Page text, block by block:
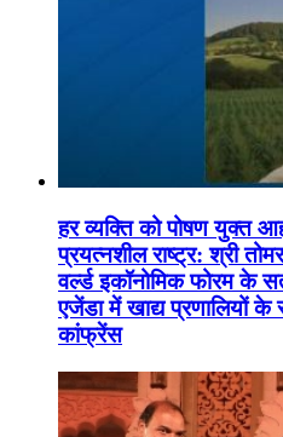
हर व्यक्ति को पोषण युक्त
प्रयत्नशील राष्ट्र: श्री
वर्ल्ड इकॉनोमिक फोरम के
एजेंडा में खाद्य प्रणालियों
कांफ्रेंस